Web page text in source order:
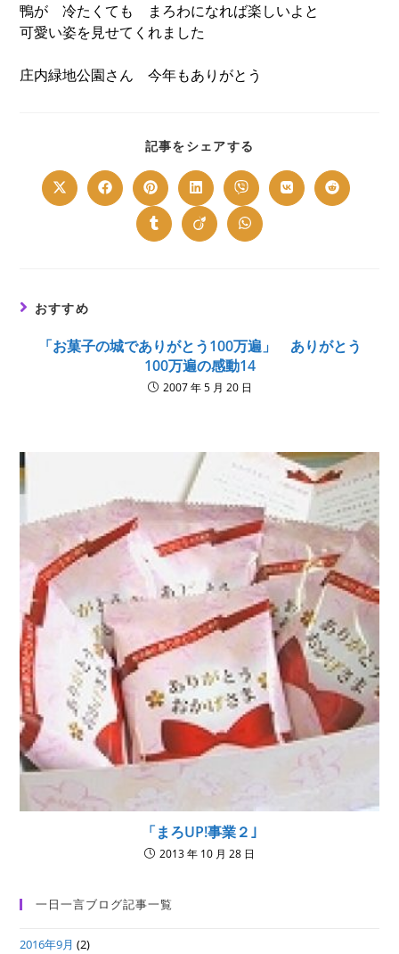
鴨が 冷たくても まろわになれば楽しいよと
可愛い姿を見せてくれました
庄内緑地公園さん 今年もありがとう
記事をシェアする
CONTENT
Opens
in
Opens
in
window
Opens
in
a
new
window
Opens
in
a
new
window
Opens
in
a
new
window
Opens
in
Opens
in
Opens
in
Opens
in
Opens
in
おすすめ
「お菓子の城でありがとう100万遍」 ありがとう
100万遍の感動14
2007 年 5 月 20 日
「まろUP!事業２｣
2013 年 10 月 28 日
一日一言ブログ記事一覧
2016年9月 (2)